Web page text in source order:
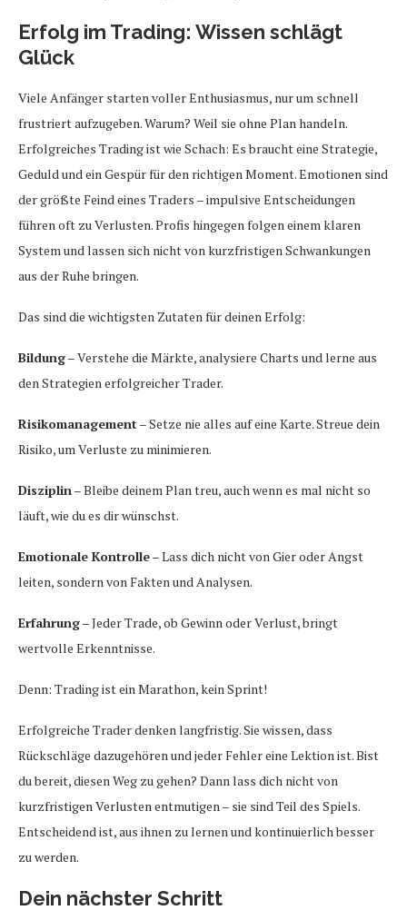
Erfolg im Trading: Wissen schlägt
Glück
Viele Anfänger starten voller Enthusiasmus, nur um schnell
frustriert aufzugeben. Warum? Weil sie ohne Plan handeln.
Erfolgreiches Trading ist wie Schach: Es braucht eine Strategie,
Geduld und ein Gespür für den richtigen Moment. Emotionen sind
der größte Feind eines Traders – impulsive Entscheidungen
führen oft zu Verlusten. Profis hingegen folgen einem klaren
System und lassen sich nicht von kurzfristigen Schwankungen
aus der Ruhe bringen.
Das sind die wichtigsten Zutaten für deinen Erfolg:
Bildung– Verstehe die Märkte, analysiere Charts und lerne aus
den Strategien erfolgreicher Trader.
Risikomanagement – Setze nie alles auf eine Karte. Streue dein
Risiko, um Verluste zu minimieren.
Disziplin – Bleibe deinem Plan treu, auch wenn es mal nicht so
läuft, wie du es dir wünschst.
Emotionale Kontrolle– Lass dich nicht von Gier oder Angst
leiten, sondern von Fakten und Analysen.
Erfahrung– Jeder Trade, ob Gewinn oder Verlust, bringt
wertvolle Erkenntnisse.
Denn: Trading ist ein Marathon, kein Sprint!
Erfolgreiche Trader denken langfristig. Sie wissen, dass
Rückschläge dazugehören und jeder Fehler eine Lektion ist. Bist
du bereit, diesen Weg zu gehen? Dann lass dich nicht von
kurzfristigen Verlusten entmutigen – sie sind Teil des Spiels.
Entscheidend ist, aus ihnen zu lernen und kontinuierlich besser
zu werden.
Dein nächster Schritt